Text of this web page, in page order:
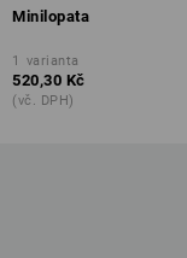
Minilopata
1 varianta
520,30 Kč
(vč. DPH)